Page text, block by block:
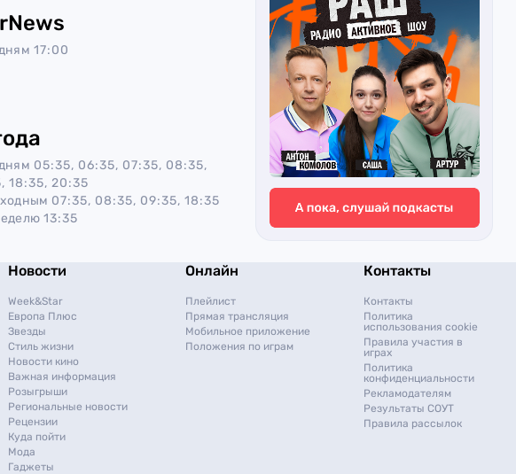
17:00
05:35, 06:35, 07:35, 08:35,
18:35, 20:35
07:35, 08:35, 09:35, 18:35
13:35
Новости
Week&Star
Европа Плюс
Звезды
Стиль жизни
Новости кино
Важная информация
Розыгрыши
Региональные новости
Рецензии
Куда пойти
Мода
Гаджеты
Онлайн
Плейлист
Прямая трансляция
Мобильное приложение
Положения по играм
Контакты
Контакты
Политика
использования cookie
Правила участия в
играх
Политика
конфиденциальности
Рекламодателям
Результаты СОУТ
Правила рассылок